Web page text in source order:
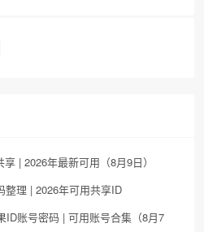
| 2026年最新可用（8月9日）
整理 | 2026年可用共享ID
ID账号密码 | 可用账号合集（8月7